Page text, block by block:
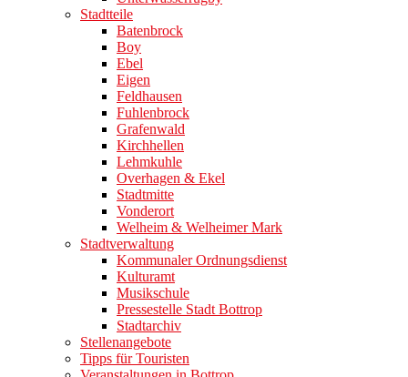
Stadtteile
Batenbrock
Boy
Ebel
Eigen
Feldhausen
Fuhlenbrock
Grafenwald
Kirchhellen
Lehmkuhle
Overhagen & Ekel
Stadtmitte
Vonderort
Welheim & Welheimer Mark
Stadtverwaltung
Kommunaler Ordnungsdienst
Kulturamt
Musikschule
Pressestelle Stadt Bottrop
Stadtarchiv
Stellenangebote
Tipps für Touristen